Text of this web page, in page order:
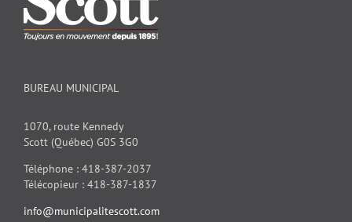
BUREAU MUNICIPAL
1070, route Kennedy
Scott (Québec) G0S 3G0
Téléphone : 418-387-2037
Télécopieur : 418-387-1837
info@municipalitescott.com